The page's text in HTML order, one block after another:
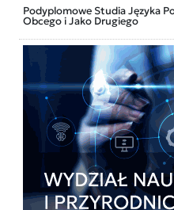
Podyplomowe Studia Języka
Obcego i Jako Drugiego